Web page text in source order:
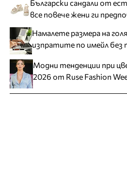
Български сандали от
все повече жени ги
Намалете размера на
изпратите по имейл без
Модни тенденции при
2026 от Ruse Fashion